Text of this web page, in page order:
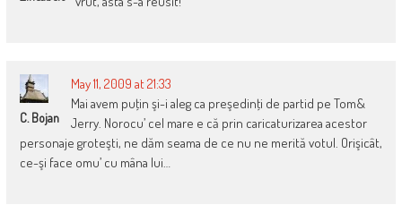
C. Bojan
May 11, 2009 at 21:33
Mai avem puţin şi-i aleg ca preşedinţi de partid pe Tom&
Jerry. Norocu’ cel mare e că prin caricaturizarea acestor
personaje groteşti, ne dăm seama de ce nu ne merită votul. Orişicât,
ce-şi face omu’ cu mâna lui…